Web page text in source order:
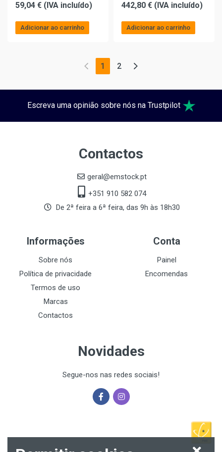
59,04 € (IVA incluído)
Adicionar ao carrinho
442,80 € (IVA incluído)
Adicionar ao carrinho
1 2
Escreva uma opinião sobre nós na Trustpilot
Contactos
geral@emstock.pt
+351 910 582 074
De 2ª feira a 6ª feira, das 9h às 18h30
Informações
Sobre nós
Política de privacidade
Termos de uso
Marcas
Contactos
Conta
Painel
Encomendas
Novidades
Segue-nos nas redes sociais!